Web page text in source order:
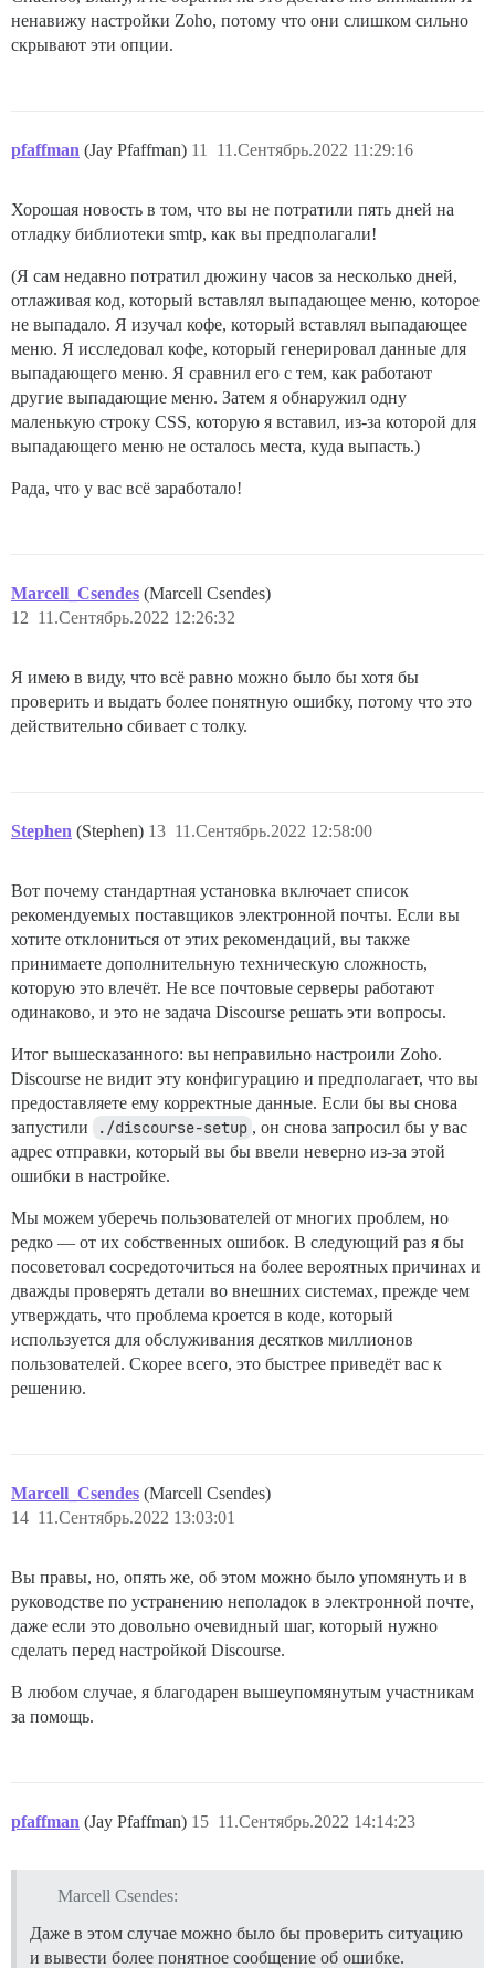
## TODO: SMTP-сервер, используемый для проверки
## Для SMTP-адреса, имени пользователя и пароля
  DISCOURSE_SMTP_PASSWORD: "XXXXXXXXXXXX"
  DISCOURSE_SMTP_AUTHENTICATION: login
DISCOURSE_NOTIFICATION_EMAIL:
## Если вы добавили шаблон Lets Encrypt,
#  LETSENCRYPT_ACCOUNT_EMAIL: info@brohosting.eu
## Адрес CDN http или https для этого экземпляра
## см. https://meta.discourse.org/t/14857 для
#DISCOURSE_CDN_URL: https://discourse-
## Ключ адреса геолокации MaxMind для поиска по
## см. https://meta.discourse.org/t/-/137387/23
  #DISCOURSE_MAXMIND_LICENSE_KEY: 1234567890123456
## Контейнер Docker не имеет состояния; все данные
  - volume:
host: /var/discourse/shared/standalone/log/
      guest: /var/log
## см. https://meta.discourse.org/t/19157 для
hooks:
  after_code:
- git clone https://github.com/discourse/
- git clone https://github.com/discourse/
- git clone https://github.com/discourse/
- git clone https://github.com/discourse/
## Любые пользовательские команды для запуска после
run:
  - exec: echo "Начало пользовательских команд"
## Если вы хотите установить адрес электронной
## После получения первого письма о регистрации
#- exec: rails r
ненавижу настройки Zoho, потому что они слишком сильно
скрывают эти опции.
pfaffman (Jay Pfaffman) 11.Сентябрь.2022 11:29:16
11
Хорошая новость в том, что вы не потратили пять дней на
отладку библиотеки smtp, как вы предполагали!
(Я сам недавно потратил дюжину часов за несколько дней,
отлаживая код, который вставлял выпадающее меню, которое
не выпадало. Я изучал кофе, который вставлял выпадающее
меню. Я исследовал кофе, который генерировал данные для
выпадающего меню. Я сравнил его с тем, как работают
другие выпадающие меню. Затем я обнаружил одну
маленькую строку CSS, которую я вставил, из-за которой для
выпадающего меню не осталось места, куда выпасть.)
Рада, что у вас всё заработало!
Marcell_Csendes (Marcell Csendes)
11.Сентябрь.2022 12:26:32
12
Я имею в виду, что всё равно можно было бы хотя бы
проверить и выдать более понятную ошибку, потому что это
действительно сбивает с толку.
Stephen (Stephen) 11.Сентябрь.2022 12:58:00
13
Вот почему стандартная установка включает список
рекомендуемых поставщиков электронной почты. Если вы
хотите отклониться от этих рекомендаций, вы также
принимаете дополнительную техническую сложность,
которую это влечёт. Не все почтовые серверы работают
одинаково, и это не задача Discourse решать эти вопросы.
Итог вышесказанного: вы неправильно настроили Zoho.
Discourse не видит эту конфигурацию и предполагает, что вы
предоставляете ему корректные данные. Если бы вы снова
запустили
./discourse-setup , он снова запросил бы у вас
адрес отправки, который вы бы ввели неверно из-за этой
ошибки в настройке.
Мы можем уберечь пользователей от многих проблем, но
редко — от их собственных ошибок. В следующий раз я бы
посоветовал сосредоточиться на более вероятных причинах и
дважды проверять детали во внешних системах, прежде чем
утверждать, что проблема кроется в коде, который
используется для обслуживания десятков миллионов
пользователей. Скорее всего, это быстрее приведёт вас к
решению.
Marcell_Csendes (Marcell Csendes)
11.Сентябрь.2022 13:03:01
14
Вы правы, но, опять же, об этом можно было упомянуть и в
руководстве по устранению неполадок в электронной почте,
даже если это довольно очевидный шаг, который нужно
сделать перед настройкой Discourse.
В любом случае, я благодарен вышеупомянутым участникам
за помощь.
pfaffman (Jay Pfaffman) 11.Сентябрь.2022 14:14:23
15
Marcell Csendes:
Даже в этом случае можно было бы проверить ситуацию
и вывести более понятное сообщение об ошибке.